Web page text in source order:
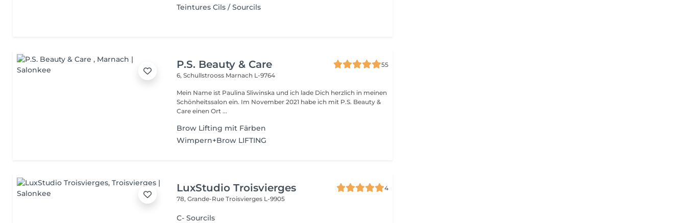
Teintures Cils / Sourcils
P.S. Beauty & Care
55
6, Schullstrooss Marnach L-9764
Mein Name ist Paulina Sliwinska und ich lade Dich herzlich in meinen
Schönheitssalon ein. Im November 2021 habe ich mit P.S. Beauty &
Care einen Ort ...
Brow Lifting mit Färben
Wimpern+Brow LIFTING
LuxStudio Troisvierges
4
78, Grande-RueTroisvierges L-9905
C- Sourcils